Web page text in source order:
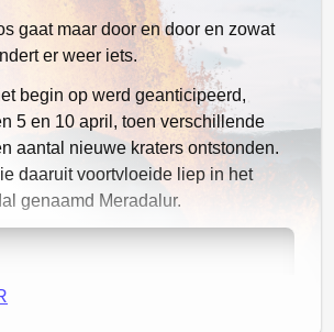
Het is nog steeds een
geiser met inmiddels een
De heuvel van waaruit je
had op de krater is inmiddels van
en de vuurspuwende krater die
klein was is nu de grootste van de
is, is dat de structuur van de lava
het begin had het een erg brokkelig
gaat maar door en door en zowat
er weer iets.
begin op werd geanticipeerd,
5 en 10 april, toen verschillende
aantal nieuwe kraters ontstonden.
daaruit voortvloeide liep in het
genaamd Meradalur.